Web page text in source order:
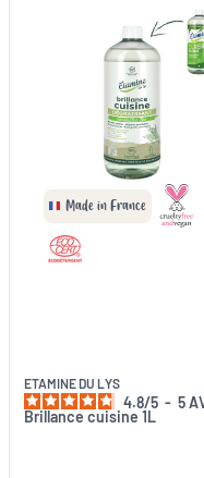
Made in France
ETAMINE DU LYS
4.8/5 - 5
Brillance cuisine 1L